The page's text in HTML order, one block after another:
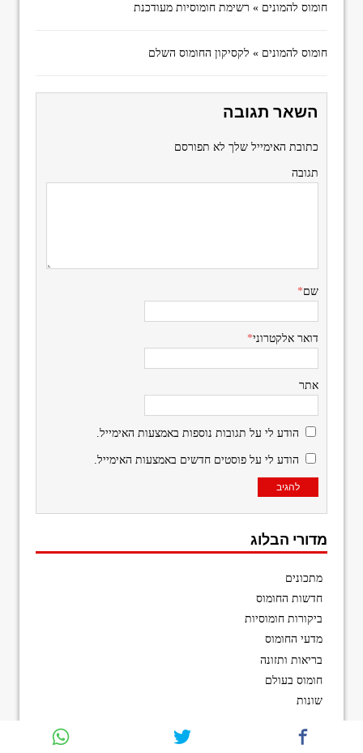
חומוס להמונים » רשימת חומוסיות מעודכנת
חומוס להמונים » לקסיקון החומוס השלם
השאר תגובה
כתובת האימייל שלך לא תפורסם
תגובה
שם*
דואר אלקטרוני*
אתר
הודע לי על תגובות נוספות באמצעות האימייל.
הודע לי על פוסטים חדשים באמצעות האימייל.
מדורי הבלוג
מתכונים
חדשות החומוס
ביקורות חומוסיות
מדעי החומוס
בריאות ותזונה
חומוס בעולם
שונות